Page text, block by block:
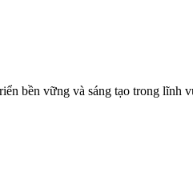
bền vững và sáng tạo trong lĩnh